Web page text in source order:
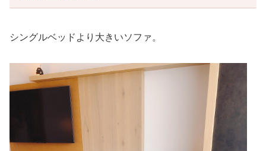
シングルベッドより大きいソファ。